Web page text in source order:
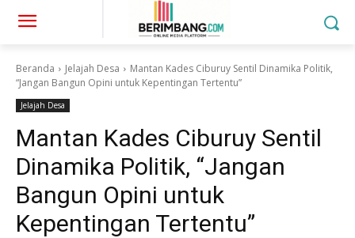
Beranda Jelajah Desa
Mantan Kades Ciburuy Sentil Dinamika Politik,
“Jangan Bangun Opini untuk Kepentingan Tertentu”
Jelajah Desa
Mantan Kades Ciburuy Sentil
Dinamika Politik, “Jangan
Bangun Opini untuk
Kepentingan Tertentu”